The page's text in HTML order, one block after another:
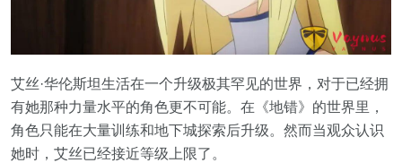
艾丝·华伦斯坦生活在一个升级极其罕见的世界，对于已经拥
有她那种力量水平的角色更不可能。在《地错》的世界里，
角色只能在大量训练和地下城探索后升级。然而当观众认识
她时，艾丝已经接近等级上限了。